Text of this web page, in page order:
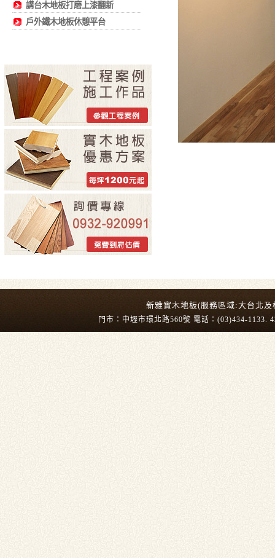
講台木地板打磨上漆翻新
戶外鐵木地板休憩平台
新雅實木地板(服務區域:大台北
門市：中壢市環北路560號 電話：(03)434-1133.